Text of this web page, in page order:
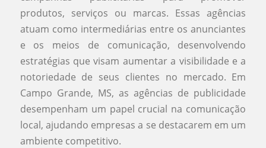
produtos, serviços ou marcas. Essas agências
atuam como intermediárias entre os anunciantes
e os meios de comunicação, desenvolvendo
estratégias que visam aumentar a visibilidade e a
notoriedade de seus clientes no mercado. Em
Campo Grande, MS, as agências de publicidade
desempenham um papel crucial na comunicação
local, ajudando empresas a se destacarem em um
ambiente competitivo.